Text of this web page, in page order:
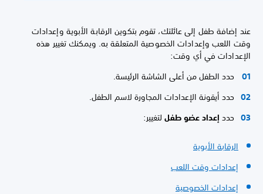
عند إضافة طفل إلى عائلتك، تقوم بتكوين الرقابة الأبوية وإعدادات
وقت اللعب وإعدادات الخصوصية المتعلقة به. ويمكنك تغيير هذه
الإعدادات في أي وقت:
حدد الطفل من أعلى الشاشة الرئيسة.
حدد أيقونة الإعدادات المجاورة لاسم الطفل.
حددإعداد عضو طفللتغيير:
الرقابة الأبوية
إعدادات وقت اللعب
إعدادات الخصوصية